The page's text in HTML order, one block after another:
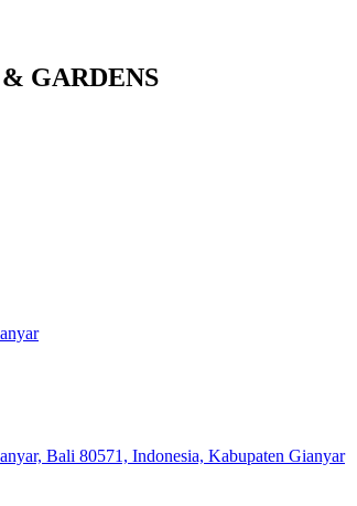
GARDENS
Bali 80571, Indonesia, Kabupaten Gianyar